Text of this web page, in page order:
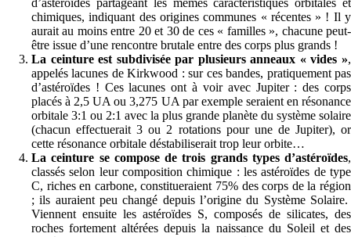
d’astéroïdes partageant les mêmes caractéristiques orbitales et
chimiques, indiquant des origines communes « récentes » ! Il y
aurait au moins entre 20 et 30 de ces « familles », chacune peut-
être issue d’une rencontre brutale entre des corps plus grands !
La ceinture est subdivisée par plusieurs anneaux « vides »,
appelés lacunes de Kirkwood : sur ces bandes, pratiquement pas
d’astéroïdes ! Ces lacunes ont à voir avec Jupiter : des corps
placés à 2,5 UA ou 3,275 UA par exemple seraient en résonance
orbitale 3:1 ou 2:1 avec la plus grande planète du système solaire
(chacun effectuerait 3 ou 2 rotations pour une de Jupiter), or
cette résonance orbitale déstabiliserait trop leur orbite…
La ceinture se compose de trois grands types d’astéroïdes,
classés selon leur composition chimique : les astéroïdes de type
C, riches en carbone, constitueraient 75% des corps de la région
; ils auraient peu changé depuis l’origine du Système Solaire.
Viennent ensuite les astéroïdes S, composés de silicates, des
roches fortement altérées depuis la naissance du Soleil et des